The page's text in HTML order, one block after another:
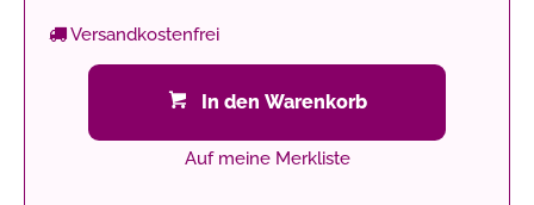
Versandkostenfrei
In den Warenkorb
Auf meine Merkliste